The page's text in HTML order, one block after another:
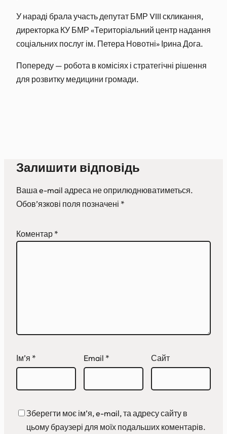
У нараді брала участь депутат БМР VIII скликання,
директорка КУ БМР «Територіальний центр надання
соціальних послуг ім. Петера Новотні» Ірина Дога.
Попереду — робота в комісіях і стратегічні рішення
для розвитку медицини громади.
Залишити відповідь
Ваша e-mail адреса не оприлюднюватиметься.
Обов’язкові поля позначені *
Коментар *
Ім’я * Email * Сайт
Зберегти моє ім’я, e-mail, та адресу сайту в
цьому браузері для моїх подальших коментарів.